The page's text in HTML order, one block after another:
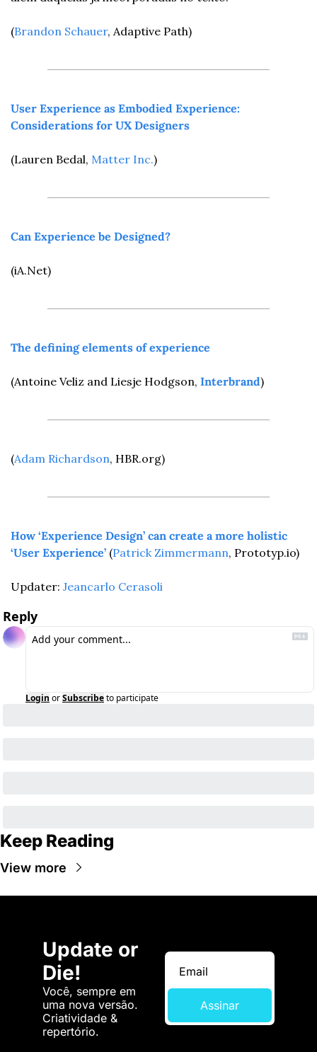
(Brandon Schauer, Adaptive Path)
User Experience as Embodied Experience:
Considerations for UX Designers
(Lauren Bedal, Matter Inc.)
Can Experience be Designed?
(iA.Net)
The defining elements of experience
(Antoine Veliz and Liesje Hodgson, Interbrand)
(Adam Richardson, HBR.org)
How ‘Experience Design’ can create a more holistic
‘User Experience’ (Patrick Zimmermann, Prototyp.io)
Updater: Jeancarlo Cerasoli
Reply
Login orSubscribeto participate
Keep Reading
View more
Update or
Die!
Você, sempre em
uma nova versão.
Criatividade &
repertório.
Assinar